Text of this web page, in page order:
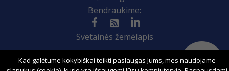
Bendraukime:
Svetainės žemėlapis
Kad galėtume kokybiškai teikti paslaugas Jums, mes naudojame